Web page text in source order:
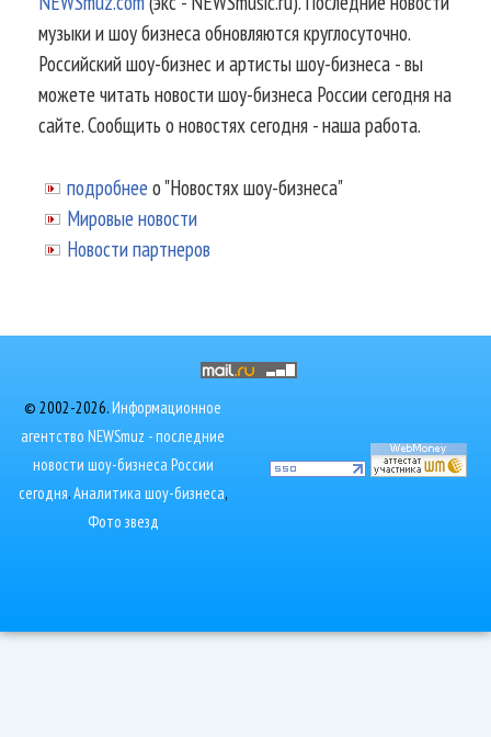
музыки и шоу бизнеса обновляются круглосуточно.
Российский шоу-бизнес и артисты шоу-бизнеса - вы
можете читать новости шоу-бизнеса России сегодня на
сайте. Сообщить о новостях сегодня - наша работа.
подробнее о "Новостях шоу-бизнеса"
Мировые новости
Новости партнеров
© 2002-2026.Информационное
агентство NEWSmuz - последние
новости шоу-бизнеса России
сегодня.Аналитика шоу-бизнеса,
Фото звезд